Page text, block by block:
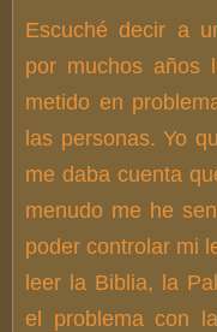
Escuché decir a
por muchos años
metido en
las personas. Yo
me daba cuenta
menudo me he
poder controlar mi
leer la Biblia, la
el problema con